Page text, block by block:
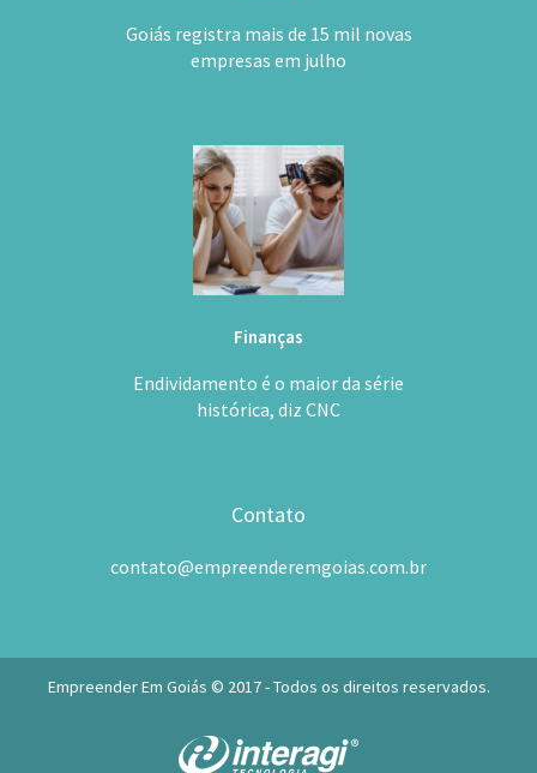
Goiás registra mais de 15 mil novas
empresas em julho
Finanças
Endividamento é o maior da série
histórica, diz CNC
Contato
contato@empreenderemgoias.com.br
Empreender Em Goiás © 2017 - Todos os direitos reservados.